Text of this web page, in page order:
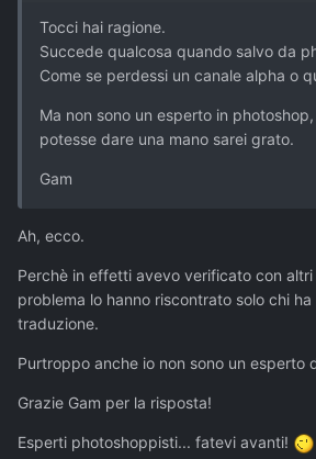
Tocci hai ragione.
Succede qualcosa quando salvo da
Come se perdessi un canale alpha o
Ma non sono un esperto in
potesse dare una mano sarei grato.
Gam
Ah, ecco.
Perchè in effetti avevo verificato con
problema lo hanno riscontrato solo chi ha
traduzione.
Purtroppo anche io non sono un esperto
Grazie Gam per la risposta!
Esperti photoshoppisti... fatevi avanti!